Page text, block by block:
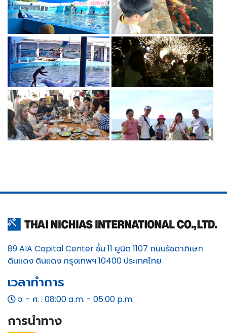
89 AIA Capital Center ชั้น 11 ยูนิต 1107 ถนนรัชดาภิเษก
ดินแดง ดินแดง กรุงเทพฯ 10400 ประเทศไทย
เวลาทำการ
จ. - ศ. : 08:00 a.m. - 05:00 p.m.
การนำทาง